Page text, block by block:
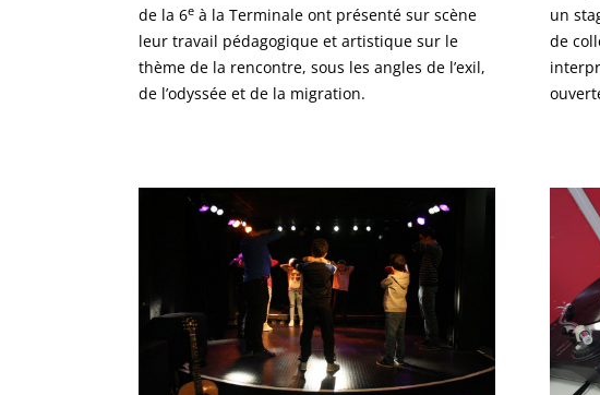
de la 6e à la Terminale ont présenté sur scène
leur travail pédagogique et artistique sur le
thème de la rencontre, sous les angles de l’exil,
de l’odyssée et de la migration.
un
de